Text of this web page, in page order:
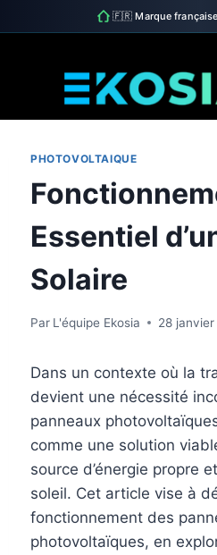
🇫🇷 Marque française
PHOTOVOLTAIQUE
Essentiel
Solaire
Par L'équipe Ekosia 28
Dans un contexte où la
devient une nécessité
panneaux
comme une solution
source d’énergie propre
soleil. Cet article vise à
fonctionnement des
photovoltaïques, en